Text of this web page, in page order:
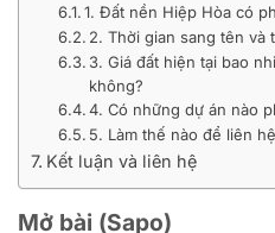
1. Đất nền Hiệp Hòa có
2. Thời gian sang tên và
3. Giá đất hiện tại bao
không?
4. Có những dự án nào
5. Làm thế nào để liên
Kết luận và liên hệ
Mở bài (Sapo)